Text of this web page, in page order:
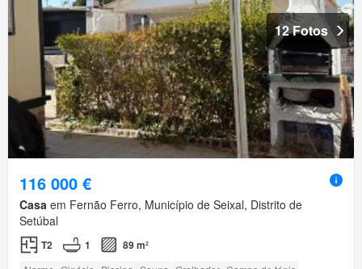
12 Fotos
116 000 €
Casa em Fernão Ferro, Município de Seixal, Distrito de
Setúbal
T2 1 89 m²